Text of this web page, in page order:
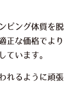
ピング体質を脱
正な価格でより
ています。
れるように頑張